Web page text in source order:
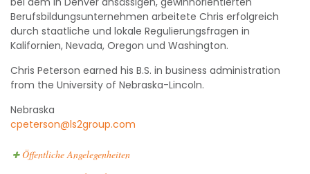
Berufsbildungsunternehmen arbeitete Chris erfolgreich
durch staatliche und lokale Regulierungsfragen in
Kalifornien, Nevada, Oregon und Washington.
Chris Peterson earned his B.S. in business administration
from the University of Nebraska-Lincoln.
Nebraska
cpeterson@ls2group.com
Öffentliche Angelegenheiten